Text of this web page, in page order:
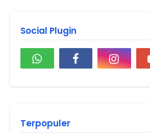
Social Plugin
Terpopuler